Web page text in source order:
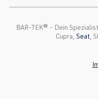
BAR-TEK®️ - Dein
Cupra, Seat ,